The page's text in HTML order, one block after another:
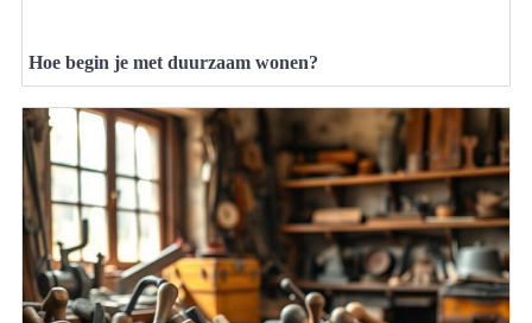
Hoe begin je met duurzaam wonen?